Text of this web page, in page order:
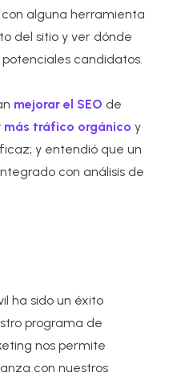
alguna herramienta
del sitio y ver dónde
candidatos.
mejorar el SEO de
más tráfico orgánico y
y entendió que un
con análisis de
ha sido un éxito
programa de
nos permite
con nuestros